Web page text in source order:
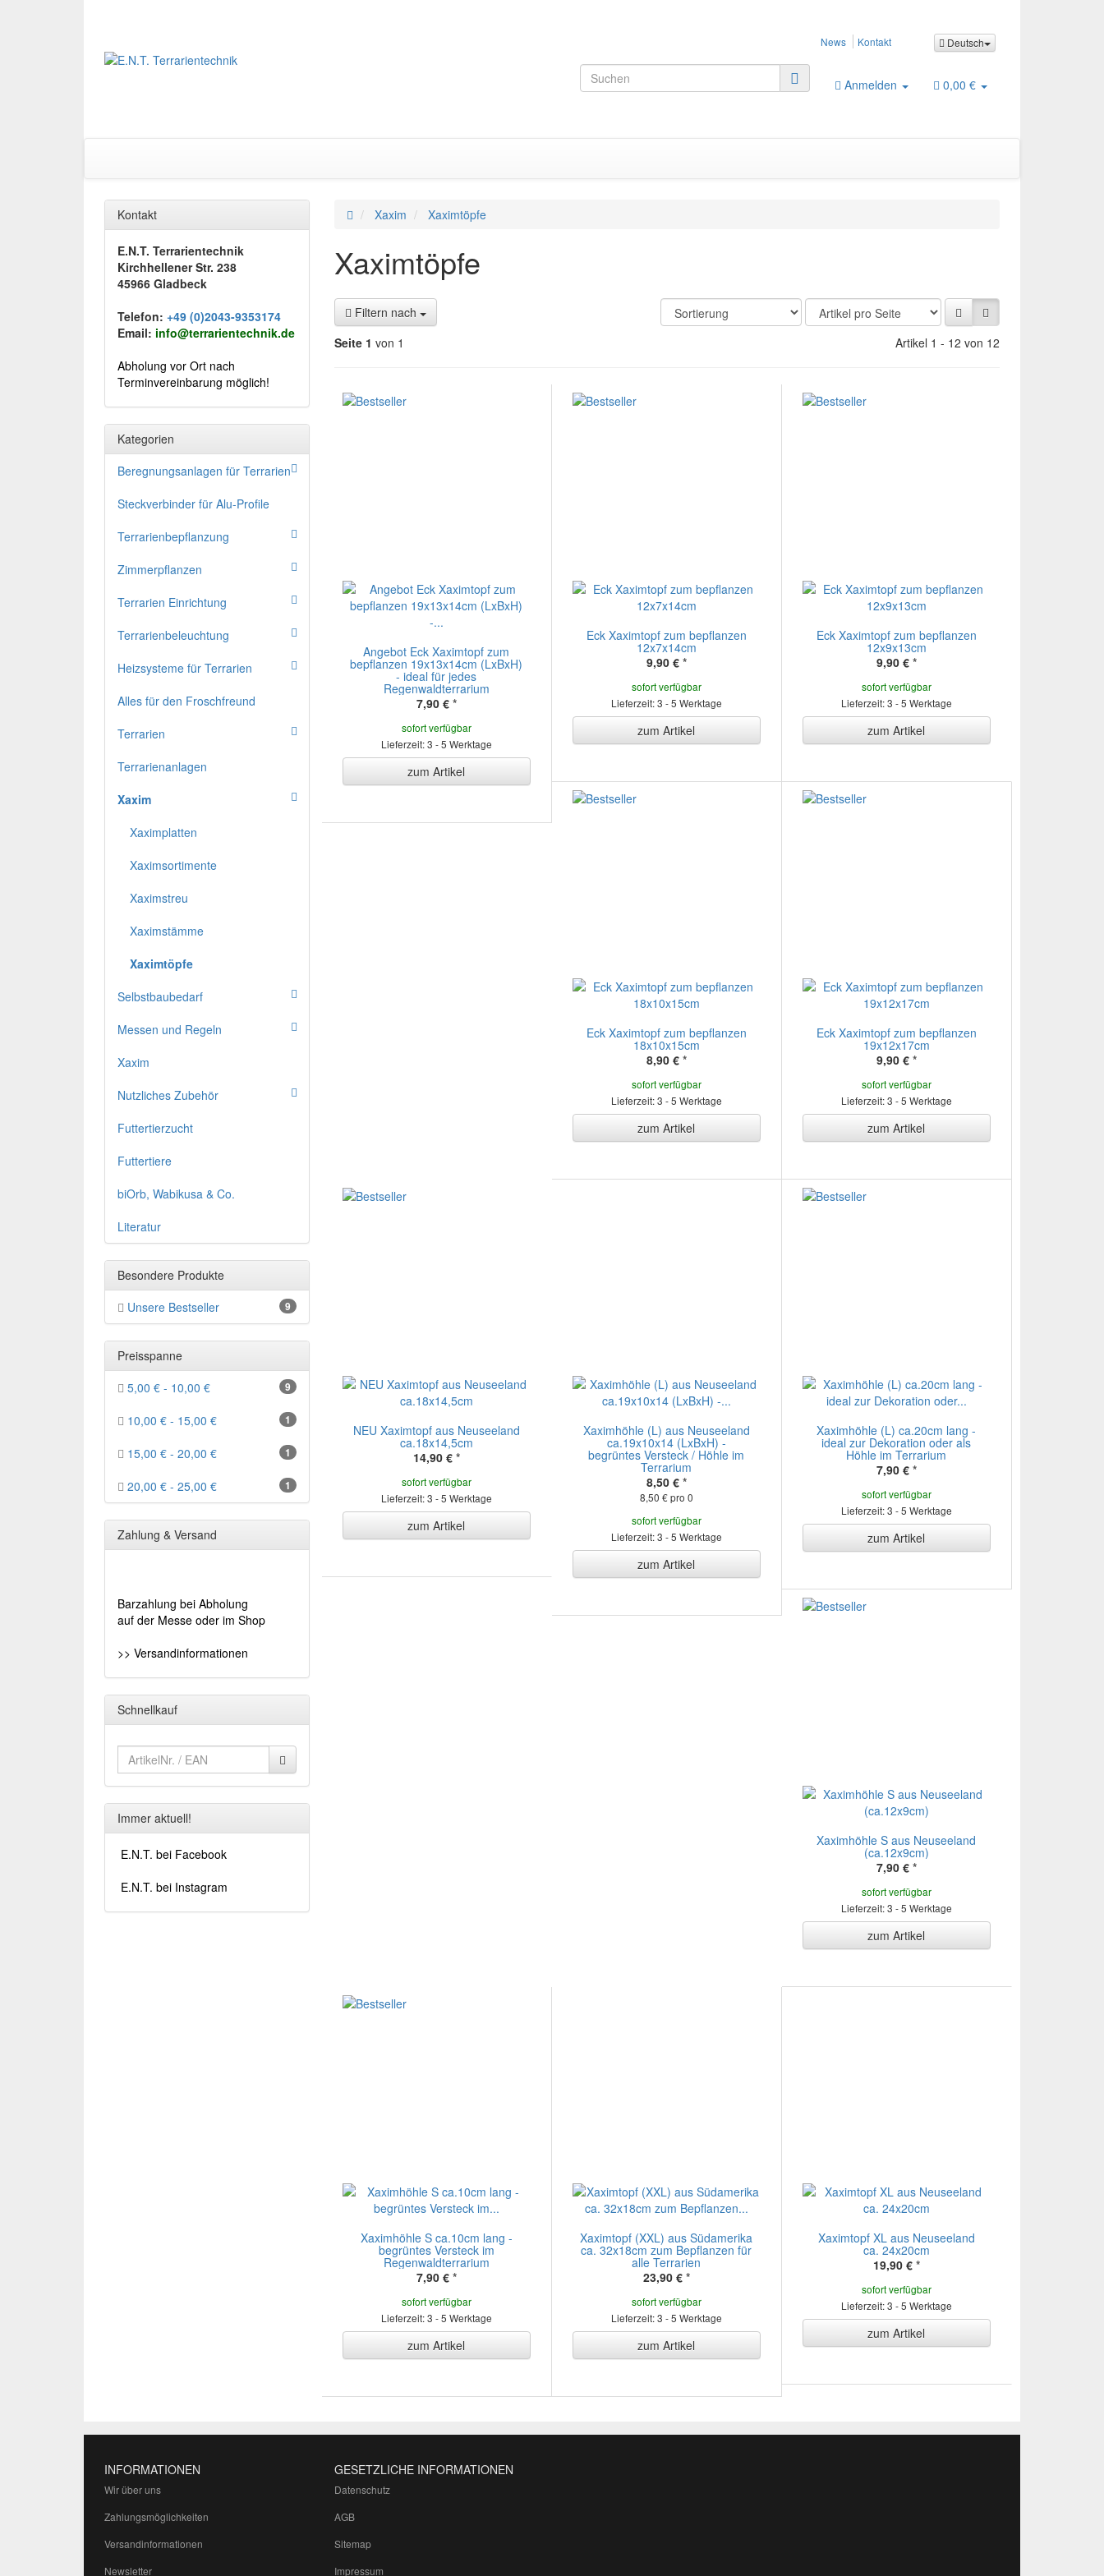
Deutsch
News Kontakt
Anmelden 0,00 €
Xaxim Xaximtöpfe
Xaximtöpfe
Filtern nach
Seite 1 von 1 Artikel 1 - 12 von 12
Angebot Eck Xaximtopf zum
bepflanzen 19x13x14cm (LxBxH)
- ideal für jedes
Regenwaldterrarium
7,90 € *
sofort verfügbar
Lieferzeit: 3 - 5 Werktage
zum Artikel
Eck Xaximtopf zum bepflanzen
12x7x14cm
9,90 € *
sofort verfügbar
Lieferzeit: 3 - 5 Werktage
zum Artikel
Eck Xaximtopf zum bepflanzen
12x9x13cm
9,90 € *
sofort verfügbar
Lieferzeit: 3 - 5 Werktage
zum Artikel
Eck Xaximtopf zum bepflanzen
18x10x15cm
8,90 € *
sofort verfügbar
Lieferzeit: 3 - 5 Werktage
zum Artikel
Eck Xaximtopf zum bepflanzen
19x12x17cm
9,90 € *
sofort verfügbar
Lieferzeit: 3 - 5 Werktage
zum Artikel
NEU Xaximtopf aus Neuseeland
ca.18x14,5cm
14,90 € *
sofort verfügbar
Lieferzeit: 3 - 5 Werktage
zum Artikel
Xaximhöhle (L) aus Neuseeland
ca.19x10x14 (LxBxH) -
begrüntes Versteck / Höhle im
Terrarium
8,50 € *
8,50 € pro 0
sofort verfügbar
Lieferzeit: 3 - 5 Werktage
zum Artikel
Xaximhöhle (L) ca.20cm lang -
ideal zur Dekoration oder als
Höhle im Terrarium
7,90 € *
sofort verfügbar
Lieferzeit: 3 - 5 Werktage
zum Artikel
Xaximhöhle S aus Neuseeland
(ca.12x9cm)
7,90 € *
sofort verfügbar
Lieferzeit: 3 - 5 Werktage
zum Artikel
Xaximhöhle S ca.10cm lang -
begrüntes Versteck im
Regenwaldterrarium
7,90 € *
sofort verfügbar
Lieferzeit: 3 - 5 Werktage
zum Artikel
Xaximtopf (XXL) aus Südamerika
ca. 32x18cm zum Bepflanzen für
alle Terrarien
23,90 € *
sofort verfügbar
Lieferzeit: 3 - 5 Werktage
zum Artikel
Xaximtopf XL aus Neuseeland
ca. 24x20cm
19,90 € *
sofort verfügbar
Lieferzeit: 3 - 5 Werktage
zum Artikel
Kontakt
E.N.T. Terrarientechnik
Kirchhellener Str. 238
45966 Gladbeck
Telefon: +49 (0)2043-9353174
Email: info@terrarientechnik.de
Abholung vor Ort nach
Terminvereinbarung möglich!
Kategorien
Beregnungsanlagen für Terrarien
Steckverbinder für Alu-Profile
Terrarienbepflanzung
Zimmerpflanzen
Terrarien Einrichtung
Terrarienbeleuchtung
Heizsysteme für Terrarien
Alles für den Froschfreund
Terrarien
Terrarienanlagen
Xaxim
Xaximplatten
Xaximsortimente
Xaximstreu
Xaximstämme
Xaximtöpfe
Selbstbaubedarf
Messen und Regeln
Xaxim
Nutzliches Zubehör
Futtertierzucht
Futtertiere
biOrb, Wabikusa & Co.
Literatur
Besondere Produkte
9
Unsere Bestseller
Preisspanne
9
5,00 € - 10,00 €
1
10,00 € - 15,00 €
1
15,00 € - 20,00 €
1
20,00 € - 25,00 €
Zahlung & Versand
Barzahlung bei Abholung
auf der Messe oder im Shop
>> Versandinformationen
Schnellkauf
Immer aktuell!
E.N.T. bei Facebook
E.N.T. bei Instagram
INFORMATIONEN
Wir über uns
Zahlungsmöglichkeiten
Versandinformationen
Newsletter
GESETZLICHE INFORMATIONEN
Datenschutz
AGB
Sitemap
Impressum